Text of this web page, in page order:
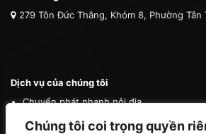
Chúng tôi coi trọng quyền
279 Tôn Đức Thắng, Khóm 8, Phường Tân
Dịch vụ của chúng tôi
Chuyển phát nhanh nội địa
Chuyển phát nhanh quốc tế